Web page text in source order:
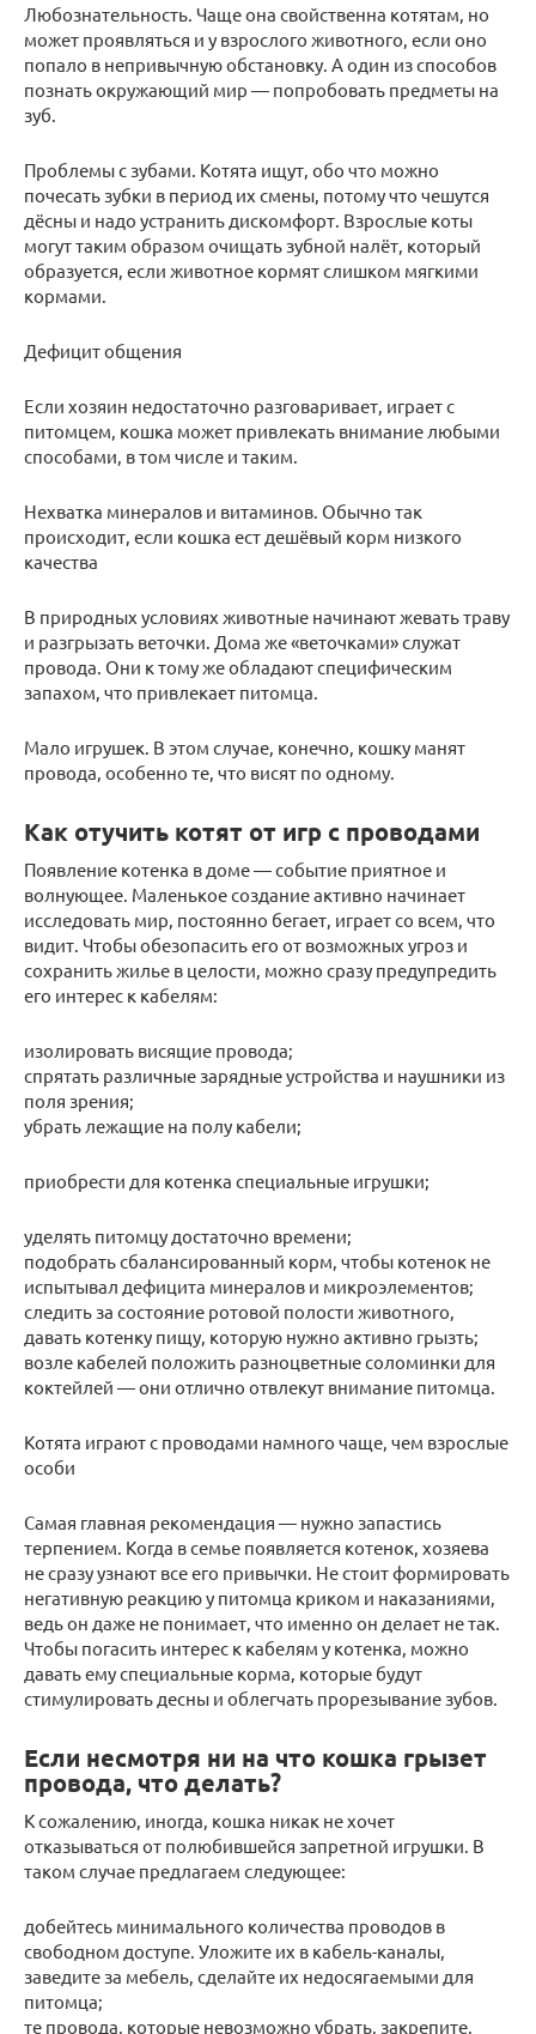
Любознательность. Чаще она свойственна котятам, но
может проявляться и у взрослого животного, если оно
попало в непривычную обстановку. А один из способов
познать окружающий мир — попробовать предметы на
зуб.
Проблемы с зубами. Котята ищут, обо что можно
почесать зубки в период их смены, потому что чешутся
дёсны и надо устранить дискомфорт. Взрослые коты
могут таким образом очищать зубной налёт, который
образуется, если животное кормят слишком мягкими
кормами.
Дефицит общения
Если хозяин недостаточно разговаривает, играет с
питомцем, кошка может привлекать внимание любыми
способами, в том числе и таким.
Нехватка минералов и витаминов. Обычно так
происходит, если кошка ест дешёвый корм низкого
качества
В природных условиях животные начинают жевать траву
и разгрызать веточки. Дома же «веточками» служат
провода. Они к тому же обладают специфическим
запахом, что привлекает питомца.
Мало игрушек. В этом случае, конечно, кошку манят
провода, особенно те, что висят по одному.
Как отучить котят от игр с проводами
Появление котенка в доме — событие приятное и
волнующее. Маленькое создание активно начинает
исследовать мир, постоянно бегает, играет со всем, что
видит. Чтобы обезопасить его от возможных угроз и
сохранить жилье в целости, можно сразу предупредить
его интерес к кабелям:
изолировать висящие провода;
спрятать различные зарядные устройства и наушники из
поля зрения;
убрать лежащие на полу кабели;
приобрести для котенка специальные игрушки;
уделять питомцу достаточно времени;
подобрать сбалансированный корм, чтобы котенок не
испытывал дефицита минералов и микроэлементов;
следить за состояние ротовой полости животного,
давать котенку пищу, которую нужно активно грызть;
возле кабелей положить разноцветные соломинки для
коктейлей — они отлично отвлекут внимание питомца.
Котята играют с проводами намного чаще, чем взрослые
особи
Самая главная рекомендация — нужно запастись
терпением. Когда в семье появляется котенок, хозяева
не сразу узнают все его привычки. Не стоит формировать
негативную реакцию у питомца криком и наказаниями,
ведь он даже не понимает, что именно он делает не так.
Чтобы погасить интерес к кабелям у котенка, можно
давать ему специальные корма, которые будут
стимулировать десны и облегчать прорезывание зубов.
Если несмотря ни на что кошка грызет
провода, что делать?
К сожалению, иногда, кошка никак не хочет
отказываться от полюбившейся запретной игрушки. В
таком случае предлагаем следующее:
добейтесь минимального количества проводов в
свободном доступе. Уложите их в кабель-каналы,
заведите за мебель, сделайте их недосягаемыми для
питомца;
те провода, которые невозможно убрать, закрепите,